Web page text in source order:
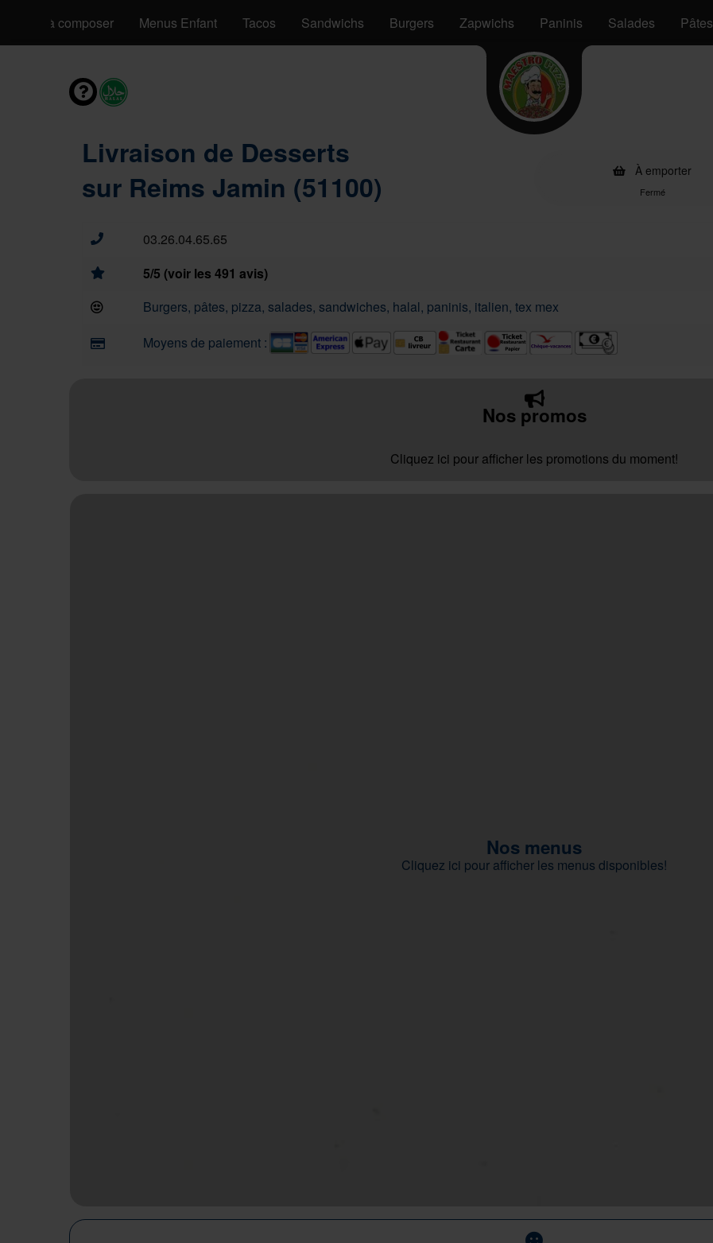
Pizzas à composer Menus Enfant Tacos Sandwichs Burgers Zapwichs Paninis Salades Pâtes
Livraison de Desserts
sur Reims Jamin (51100)
À emporter
Fermé
03.26.04.65.65
5/5 (voir les 491 avis)
Burgers, pâtes, pizza, salades, sandwiches, halal, paninis, italien, tex mex
Moyens de paiement :
Nos promos
Cliquez ici pour afficher les promotions du moment!
Nos menus
Cliquez ici pour afficher les menus disponibles!